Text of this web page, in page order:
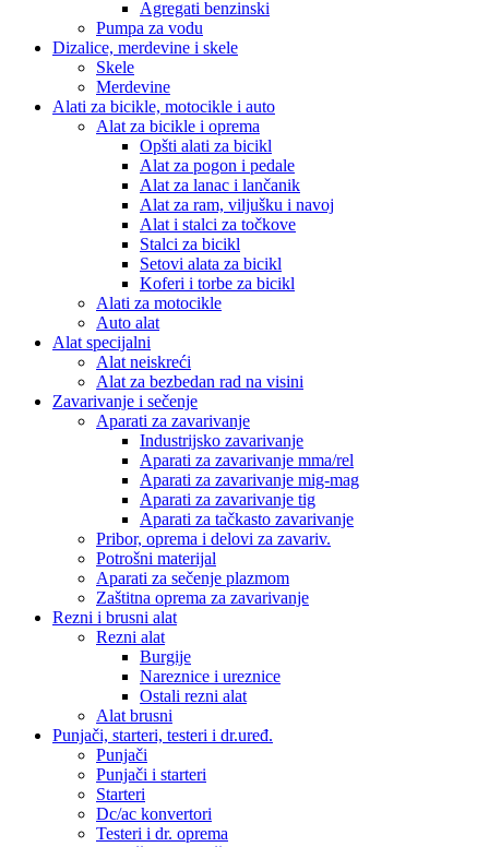
Agregati benzinski
Pumpa za vodu
Dizalice, merdevine i skele
Skele
Merdevine
Alati za bicikle, motocikle i auto
Alat za bicikle i oprema
Opšti alati za bicikl
Alat za pogon i pedale
Alat za lanac i lančanik
Alat za ram, viljušku i navoj
Alat i stalci za točkove
Stalci za bicikl
Setovi alata za bicikl
Koferi i torbe za bicikl
Alati za motocikle
Auto alat
Alat specijalni
Alat neiskreći
Alat za bezbedan rad na visini
Zavarivanje i sečenje
Aparati za zavarivanje
Industrijsko zavarivanje
Aparati za zavarivanje mma/rel
Aparati za zavarivanje mig-mag
Aparati za zavarivanje tig
Aparati za tačkasto zavarivanje
Pribor, oprema i delovi za zavariv.
Potrošni materijal
Aparati za sečenje plazmom
Zaštitna oprema za zavarivanje
Rezni i brusni alat
Rezni alat
Burgije
Nareznice i ureznice
Ostali rezni alat
Alat brusni
Punjači, starteri, testeri i dr.uređ.
Punjači
Punjači i starteri
Starteri
Dc/ac konvertori
Testeri i dr. oprema